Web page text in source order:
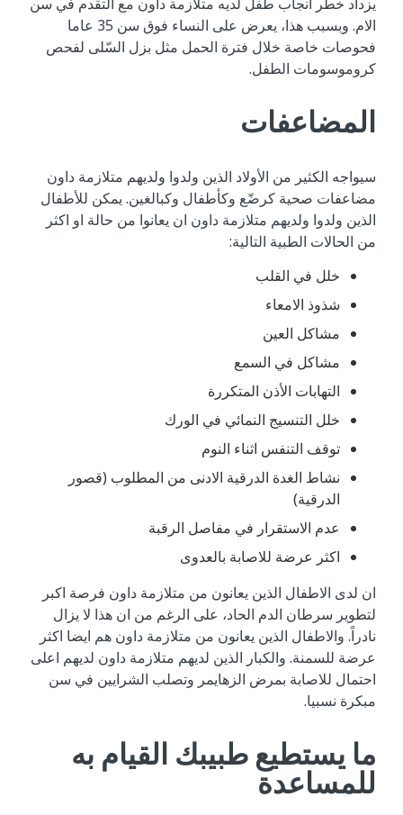
الام. وبسبب هذا، يعرض على النساء فوق سن 35 عاما
فحوصات خاصة خلال فترة الحمل مثل بزل السّلى لفحص
كروموسومات الطفل.
المضاعفات
سيواجه الكثير من الأولاد الذين ولدوا ولديهم متلازمة داون
مضاعفات صحية كرضّع وكأطفال وكبالغين. يمكن للأطفال
الذين ولدوا ولديهم متلازمة داون ان يعانوا من حالة او اكثر
من الحالات الطبية التالية:
خلل في القلب
شذوذ الامعاء
مشاكل العين
مشاكل في السمع
التهابات الأذن المتكررة
خلل التنسيج النمائي في الورك
توقف التنفس اثناء النوم
نشاط الغدة الدرقية الادنى من المطلوب (قصور
الدرقية)
عدم الاستقرار في مفاصل الرقبة
اكثر عرضة للاصابة بالعدوى
ان لدى الاطفال الذين يعانون من متلازمة داون فرصة اكبر
لتطوير سرطان الدم الحاد، على الرغم من ان هذا لا يزال
نادراً. والاطفال الذين يعانون من متلازمة داون هم ايضا اكثر
عرضة للسمنة. والكبار الذين لديهم متلازمة داون لديهم اعلى
احتمال للاصابة بمرض الزهايمر وتصلب الشرايين في سن
مبكرة نسبيا.
ما يستطيع طبيبك القيام به
للمساعدة